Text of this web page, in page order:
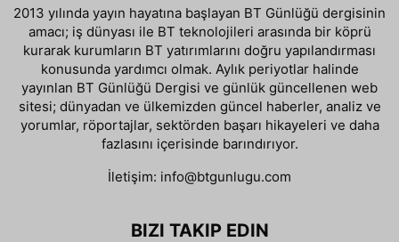
2013 yılında yayın hayatına başlayan BT Günlüğü dergisinin
amacı; iş dünyası ile BT teknolojileri arasında bir köprü
kurarak kurumların BT yatırımlarını doğru yapılandırması
konusunda yardımcı olmak. Aylık periyotlar halinde
yayınlan BT Günlüğü Dergisi ve günlük güncellenen web
sitesi; dünyadan ve ülkemizden güncel haberler, analiz ve
yorumlar, röportajlar, sektörden başarı hikayeleri ve daha
fazlasını içerisinde barındırıyor.
İletişim: info@btgunlugu.com
BIZI TAKIP EDIN